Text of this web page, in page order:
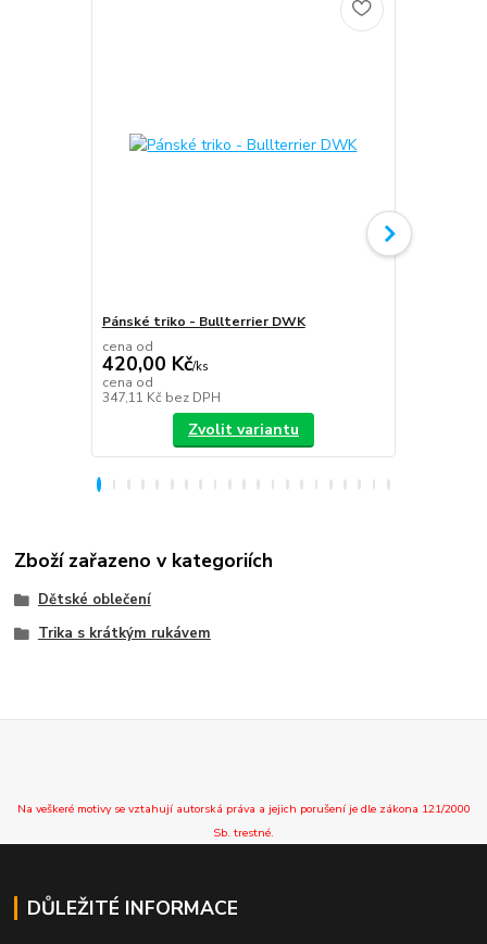
Pánské triko - Bullterrier DWK
cena od
420,00 Kč/ks
cena od
347,11 Kč bez DPH
Zvolit variantu
Zboží zařazeno v kategoriích
Dětské oblečení
Trika s krátkým rukávem
Na veškeré motivy se vztahují autorská práva a jejich porušení je dle zákona 121/2000
Sb. trestné.
DŮLEŽITÉ INFORMACE